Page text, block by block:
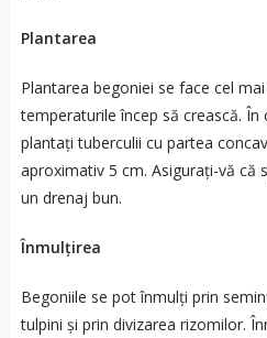
Plantarea
Plantarea begoniei se face cel
temperaturile încep să crească.
plantați tuberculii cu partea
aproximativ 5 cm. Asigurați-vă că
un drenaj bun.
Înmulțirea
Begoniile se pot înmulți prin
tulpini și prin divizarea rizomilor.